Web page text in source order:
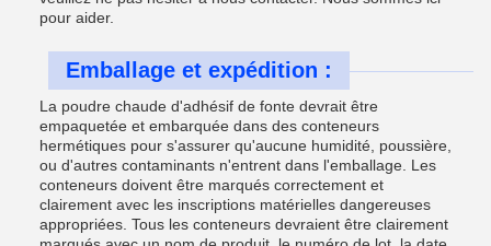
pour aider.
Emballage et expédition :
La poudre chaude d'adhésif de fonte devrait être
empaquetée et embarquée dans des conteneurs
hermétiques pour s'assurer qu'aucune humidité, poussière,
ou d'autres contaminants n'entrent dans l'emballage. Les
conteneurs doivent être marqués correctement et
clairement avec les inscriptions matérielles dangereuses
appropriées. Tous les conteneurs devraient être clairement